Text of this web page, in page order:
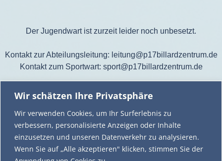
Wir schätzen Ihre Privatsphäre
Wir verwenden Cookies, um Ihr Surferlebnis zu
verbessern, personalisierte Anzeigen oder Inhalte
einzusetzen und unseren Datenverkehr zu analysieren.
Wenn Sie auf „Alle akzeptieren" klicken, stimmen Sie der
Der Jugendwart ist zurzeit leider noch unbesetzt.
Kontakt zur Abteilungsleitung: leitung@p17billardzentrum.de
Kontakt zum Sportwart: sport@p17billardzentrum.de
P17 Billardzentrum Tostedt